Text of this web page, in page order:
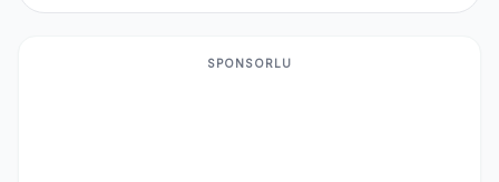
SPONSORLU